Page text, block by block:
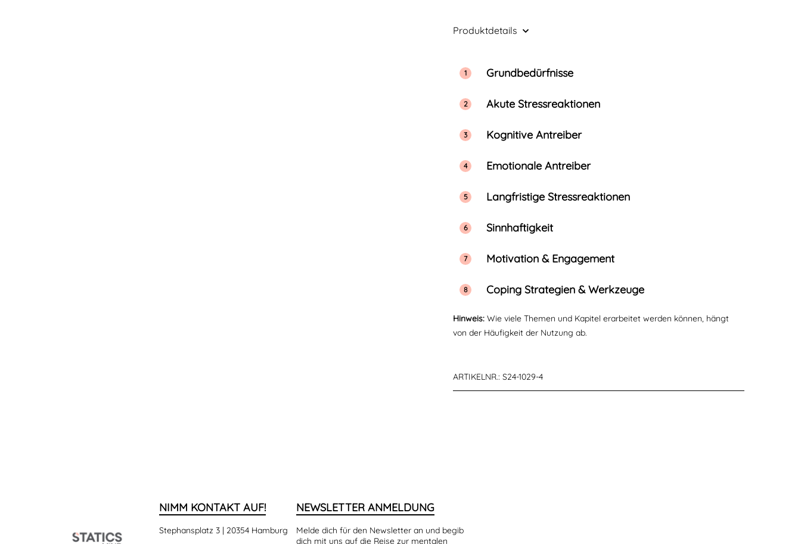
ARTIKELNR.: S24-1029-4
Produktdetails
Grundbedürfnisse
Akute Stressreaktionen
Kognitive Antreiber
Emotionale Antreiber
Langfristige Stressreaktionen
Sinnhaftigkeit
Motivation & Engagement
Coping Strategien & Werkzeuge
Hinweis: Wie viele Themen und Kapitel erarbeitet werden können, hängt
von der Häufigkeit der Nutzung ab.
NEWSLETTER ANMELDUNG
Melde dich für den Newsletter an und begib
dich mit uns auf die Reise zur mentalen
NIMM KONTAKT AUF!
Stephansplatz 3 | 20354 Hamburg